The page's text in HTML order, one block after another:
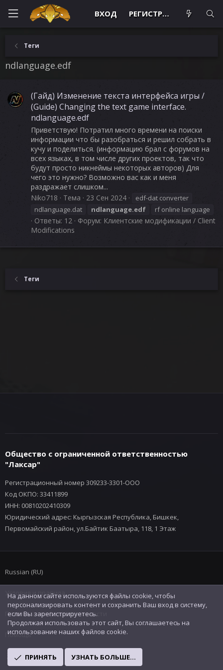
ВХОД РЕГИСТРАЦИЯ
Теги
ndlanguage.edf
(Гайд) Изменение текста интерфейса игры /
(Guide) Changing the text game interface.
ndlanguage.edf
Приветствую! Потратил много времени на поиски
информации что бы разобраться и решил собрать в
кучу и поделиться. (информацию брал с форумов на
всех языках, в том числе других проектов, так что
будут просто никнеймы некоторых авторов) Для
чего это нужно? Возможно вас как и меня
раздражает слишком...
Niko718
Тема 23 Сен 2024
edf-dat converter
ndlanguage.dat
ndlanguage.edf rf online language
Ответы: 12 Форум: Клиентские модификации / Client
Modifications
Теги
Общество с ограниченной ответственностью
"Лаксар"
Регистрационный номер 309233-3301-ООО
Код ОКПО: 33411899
ИНН: 00810202410309
Юридический адрес: Кыргызская Республика, Бишкек,
Первомайский район, ул.Байтик Баатыра, 118, 1 Этаж
Russian (RU)
Условия и правила
Политика конфиденциальности
Помощь
R
S
На данном сайте используются файлы cookie, чтобы
персонализировать контент и сохранить Ваш вход в систему,
если Вы зарегистрируетесь.
Продолжая использовать этот сайт, Вы соглашаетесь на
использование наших файлов cookie.
ПРИНЯТЬ УЗНАТЬ БОЛЬШЕ...